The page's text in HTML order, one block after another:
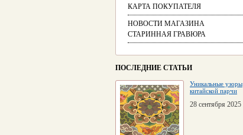
КАРТА ПОКУПАТЕЛЯ
НОВОСТИ МАГАЗИНА
СТАРИННАЯ ГРАВЮРА
ПОСЛЕДНИЕ СТАТЬИ
Уникальные узоры
китайской парчи
28 сентября 2025